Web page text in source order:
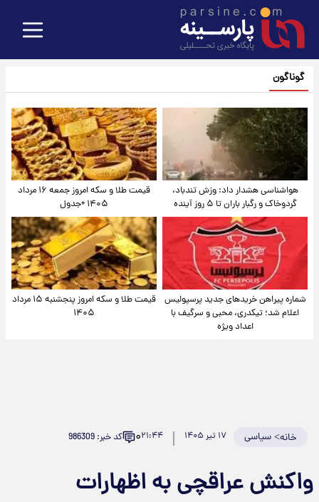
گوناگون
هواشناسی هشدار داد: وزش تندباد،
گردوخاک و رگبار باران تا ۵ روز آینده
قیمت طلا و سکه امروز جمعه ۱۶ مرداد
۱۴۰۵ +جدول
شماره پیراهن خریدهای جدید پرسپولیس
اعلام شد؛ تیکدری، محبی و سرگیف با
اعداد ویژه
قیمت طلا و سکه امروز پنجشنبه ۱۵ مرداد
۱۴۰۵
خانه>سیاسی ۱۷ تیر ۱۴۰۵ ۲۱:۴۴۰ کد خبر: 986309
واکنش عراقچی به اظهارات